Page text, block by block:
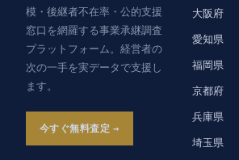
模・後継者不在率・公的支援
窓口を網羅する事業承継調査
プラットフォーム。経営者の
次の一手を実データで支援し
ます。
今すぐ無料査定
大阪府
愛知県
福岡県
京都府
兵庫県
埼玉県